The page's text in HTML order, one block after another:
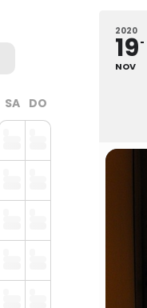
SA DO
2020
19
NOV